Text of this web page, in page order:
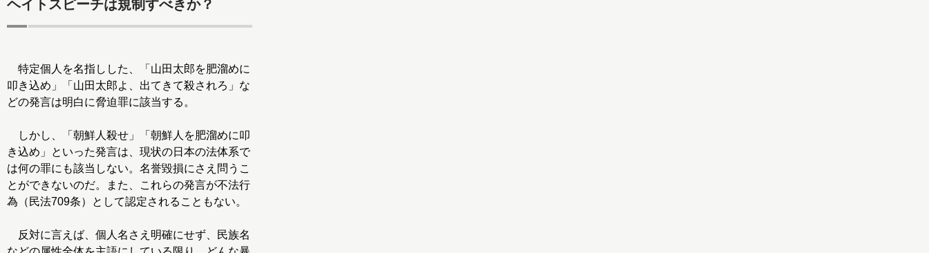
ヘイトスピーチは規制すべきか？
特定個人を名指しした、「山田太郎を肥溜めに
叩き込め」「山田太郎よ、出てきて殺されろ」な
どの発言は明白に脅迫罪に該当する。
しかし、「朝鮮人殺せ」「朝鮮人を肥溜めに叩
き込め」といった発言は、現状の日本の法体系で
は何の罪にも該当しない。名誉毀損にさえ問うこ
とができないのだ。また、これらの発言が不法行
為（民法709条）として認定されることもない。
反対に言えば、個人名さえ明確にせず、民族名